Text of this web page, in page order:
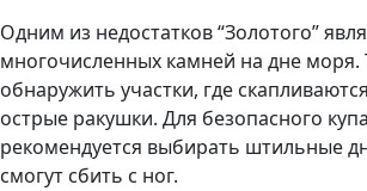
Одним из недостатков “Золотого”
многочисленных камней на дне
обнаружить участки, где
острые ракушки. Для безопасного
рекомендуется выбирать штильные
смогут сбить с ног.